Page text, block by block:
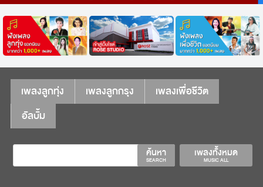
เพลงลูกทุ่ง เพลงลูกกรุง
เพลงเพื่อชีวิต
อัลบั้ม
เพลงทั้งหมด
MUSIC ALL
ค้นหา
SEARCH